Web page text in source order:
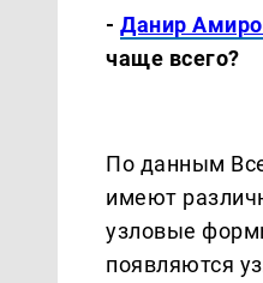
-Данир
чаще всего?
По данным
имеют
узловые
появляются